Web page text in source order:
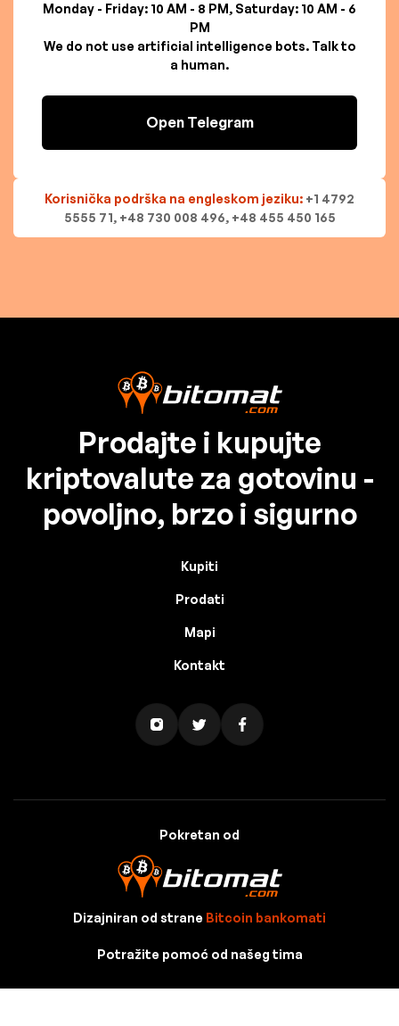
Monday - Friday: 10 AM - 8 PM, Saturday: 10 AM - 6
PM
We do not use artificial intelligence bots. Talk to
a human.
Open Telegram
Korisnička podrška na engleskom jeziku: +1 4792
5555 71, +48 730 008 496, +48 455 450 165
Prodajte i kupujte
kriptovalute za gotovinu -
povoljno, brzo i sigurno
Kupiti
Prodati
Mapi
Kontakt
Pokretan od
Dizajniran od strane Bitcoin bankomati
Potražite pomoć od našeg tima